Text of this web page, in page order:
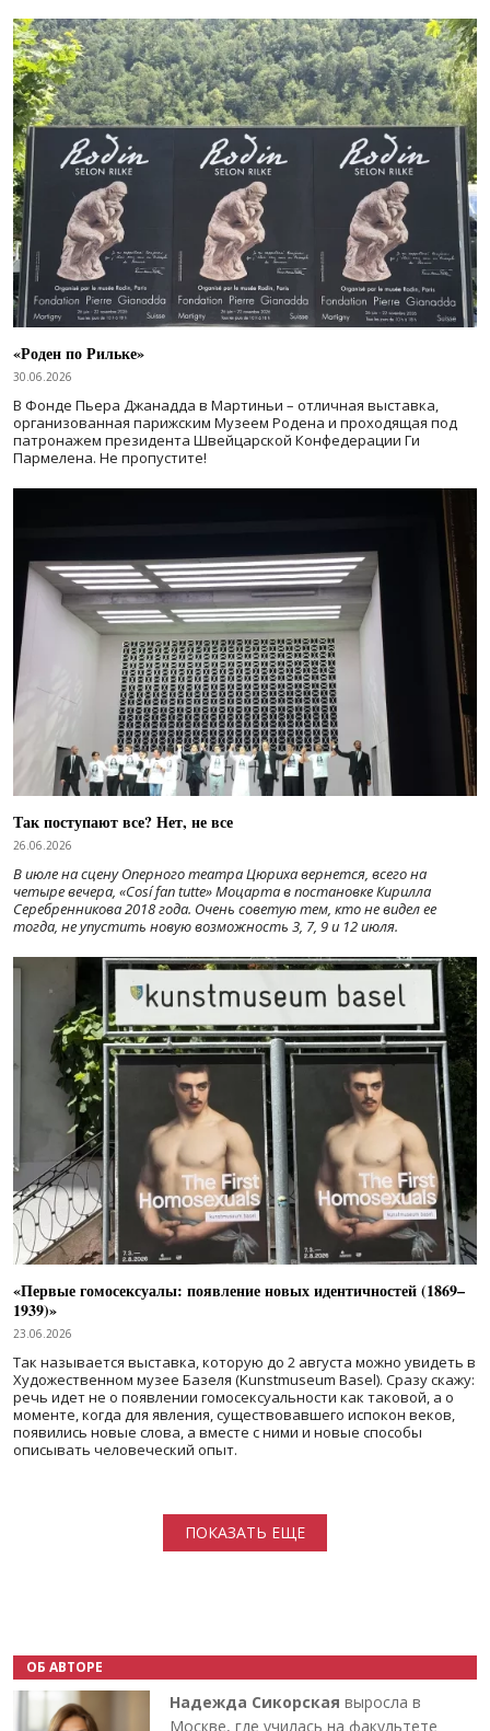
«Роден по Рильке»
30.06.2026
В Фонде Пьера Джанадда в Мартиньи – отличная выставка,
организованная парижским Музеем Родена и проходящая под
патронажем президента Швейцарской Конфедерации Ги
Пармелена. Не пропустите!
Так поступают все? Нет, не все
26.06.2026
В июле на сцену Оперного театра Цюриха вернется, всего на
четыре вечера, «Cosí fan tutte» Моцарта в постановке Кирилла
Серебренникова 2018 года. Очень советую тем, кто не видел ее
тогда, не упустить новую возможность 3, 7, 9 и 12 июля.
«Первые гомосексуалы: появление новых идентичностей (1869–
1939)»
23.06.2026
Так называется выставка, которую до 2 августа можно увидеть в
Художественном музее Базеля (Kunstmuseum Basel). Сразу скажу:
речь идет не о появлении гомосексуальности как таковой, а о
моменте, когда для явления, существовавшего испокон веков,
появились новые слова, а вместе с ними и новые способы
описывать человеческий опыт.
ПОКАЗАТЬ ЕЩЕ
ОБ АВТОРЕ
Надежда Сикорская выросла в
Москве, где училась на факультете